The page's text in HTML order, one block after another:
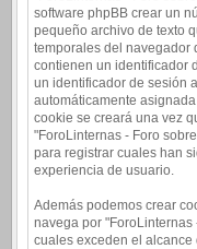
software phpBB crear un
pequeño archivo de texto
temporales del navegador
contienen un identificador
un identificador de sesión
automáticamente
cookie se creará una vez
"ForoLinternas - Foro
para registrar cuales han
experiencia de usuario.
Además podemos crear
navega por
cuales exceden el alcance